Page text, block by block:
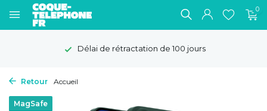
0
Délai de rétractation de 100 jours
Retour Accueil
MagSafe